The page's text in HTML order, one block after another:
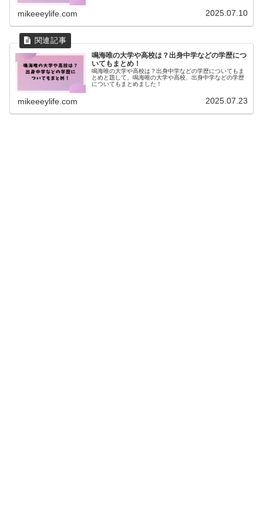
mikeeeylife.com 2025.07.10
鳴海唯の大学や高校は？出身中学などの学歴につ
いてもまとめ！
鳴海唯の大学や高校は？出身中学などの学歴についてもま
とめと題して、鳴海唯の大学や高校、出身中学などの学歴
についてもまとめました！
mikeeeylife.com 2025.07.23